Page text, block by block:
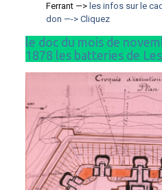
Ferrant —> les infos sur le
don —-> Cliquez
le doc du mois de
1878 les batteries de